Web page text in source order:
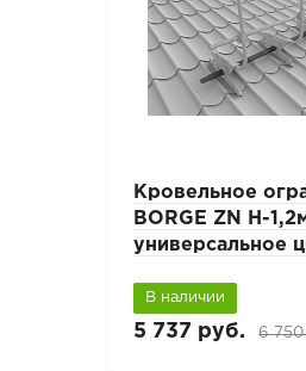
Кровельное
BORGE ZN H-
универсальное
В наличии
5 737 руб. 6 750